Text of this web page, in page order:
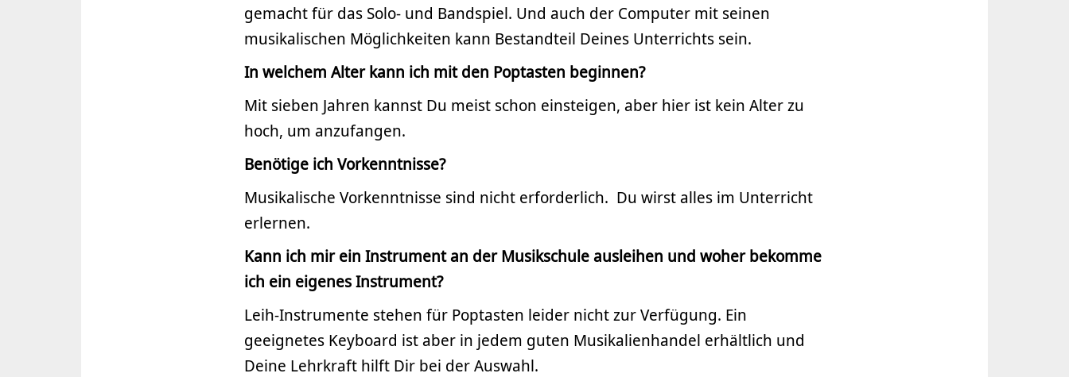
gemacht für das Solo- und Bandspiel. Und auch der Computer mit seinen
musikalischen Möglichkeiten kann Bestandteil Deines Unterrichts sein.
In welchem Alter kann ich mit den Poptasten beginnen?
Mit sieben Jahren kannst Du meist schon einsteigen, aber hier ist kein Alter zu
hoch, um anzufangen.
Benötige ich Vorkenntnisse?
Musikalische Vorkenntnisse sind nicht erforderlich. Du wirst alles im Unterricht
erlernen.
Kann ich mir ein Instrument an der Musikschule ausleihen und woher bekomme
ich ein eigenes Instrument?
Leih-Instrumente stehen für Poptasten leider nicht zur Verfügung. Ein
geeignetes Keyboard ist aber in jedem guten Musikalienhandel erhältlich und
Deine Lehrkraft hilft Dir bei der Auswahl.